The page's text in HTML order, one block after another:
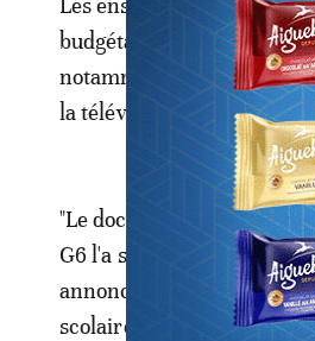
budgétaires
notamment de leur
la télévision publique.
"Le document finalisé,
G6 l'a signé", a déclaré à
annoncé un suivi avec le
scolaire.